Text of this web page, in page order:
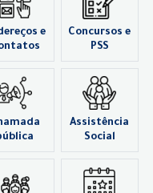
e
Concursos e
PSS
Assistência
Social